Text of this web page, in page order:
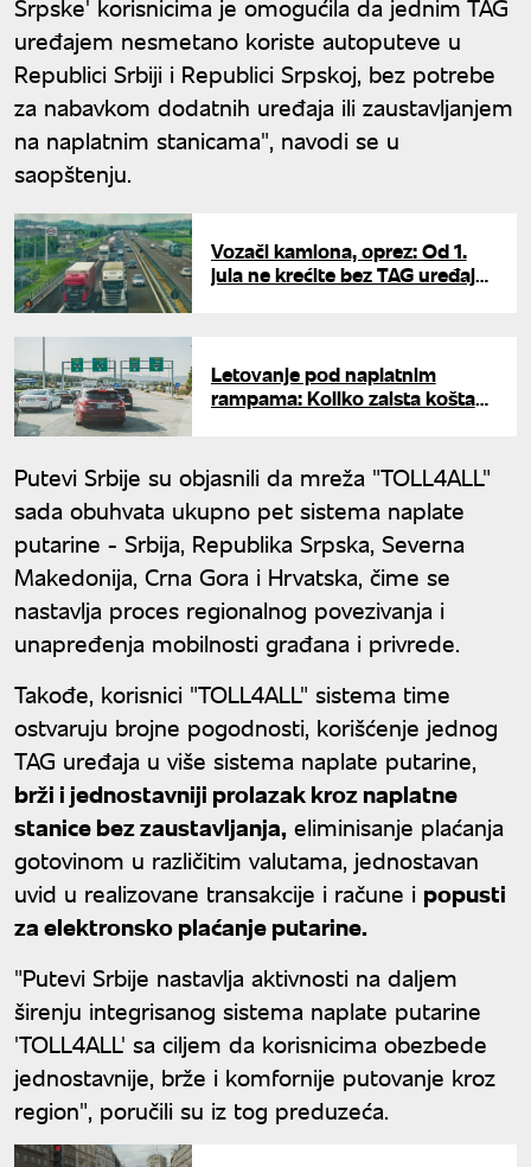
Srpske' korisnicima je omogućila da jednim TAG
uređajem nesmetano koriste autoputeve u
Republici Srbiji i Republici Srpskoj, bez potrebe
za nabavkom dodatnih uređaja ili zaustavljanjem
na naplatnim stanicama", navodi se u
saopštenju.
Vozači kamiona, oprez: Od 1.
jula ne krećite bez TAG uređaja,
Letovanje pod naplatnim
rampama: Koliko zaista košta
Putevi Srbije su objasnili da mreža "TOLL4ALL"
sada obuhvata ukupno pet sistema naplate
putarine - Srbija, Republika Srpska, Severna
Makedonija, Crna Gora i Hrvatska, čime se
nastavlja proces regionalnog povezivanja i
unapređenja mobilnosti građana i privrede.
Takođe, korisnici "TOLL4ALL" sistema time
ostvaruju brojne pogodnosti, korišćenje jednog
TAG uređaja u više sistema naplate putarine,
brži i jednostavniji prolazak kroz naplatne
stanice bez zaustavljanja, eliminisanje plaćanja
gotovinom u različitim valutama, jednostavan
uvid u realizovane transakcije i račune i popusti
za elektronsko plaćanje putarine.
"Putevi Srbije nastavlja aktivnosti na daljem
širenju integrisanog sistema naplate putarine
'TOLL4ALL' sa ciljem da korisnicima obezbede
jednostavnije, brže i komfornije putovanje kroz
region", poručili su iz tog preduzeća.